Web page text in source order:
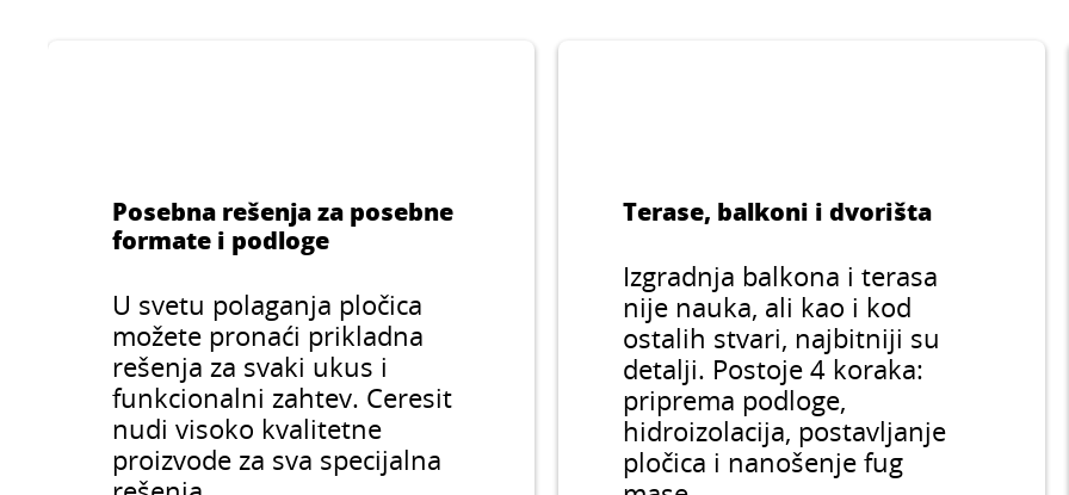
Posebna rešenja za posebne
formate i podloge
U svetu polaganja pločica
možete pronaći prikladna
rešenja za svaki ukus i
funkcionalni zahtev. Ceresit
nudi visoko kvalitetne
proizvode za sva specijalna
Terase, balkoni i dvorišta
Izgradnja balkona i terasa
nije nauka, ali kao i kod
ostalih stvari, najbitniji su
detalji. Postoje 4 koraka:
priprema podloge,
hidroizolacija, postavljanje
pločica i nanošenje fug